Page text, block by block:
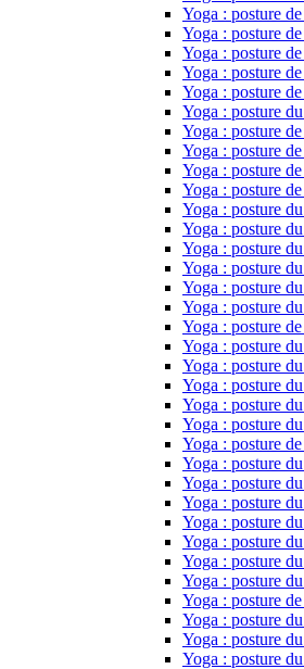
Yoga : posture
Yoga : posture
Yoga : posture
Yoga : posture
Yoga : posture
Yoga : posture
Yoga : posture
Yoga : posture
Yoga : posture
Yoga : posture
Yoga : posture
Yoga : posture
Yoga : posture
Yoga : posture
Yoga : posture
Yoga : posture
Yoga : posture
Yoga : posture
Yoga : posture
Yoga : posture
Yoga : posture
Yoga : posture
Yoga : posture
Yoga : posture
Yoga : posture
Yoga : posture
Yoga : posture
Yoga : posture
Yoga : posture
Yoga : posture
Yoga : posture
Yoga : posture
Yoga : posture
Yoga : posture